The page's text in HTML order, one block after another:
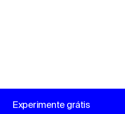
Experimente grátis